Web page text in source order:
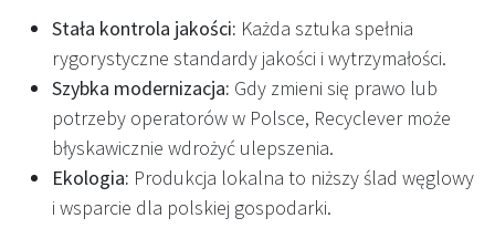
Stała kontrola jakości: Każda sztuka spełnia
rygorystyczne standardy jakości i wytrzymałości.
Szybka modernizacja: Gdy zmieni się prawo lub
potrzeby operatorów w Polsce, Recyclever może
błyskawicznie wdrożyć ulepszenia.
Ekologia: Produkcja lokalna to niższy ślad węglowy
i wsparcie dla polskiej gospodarki.